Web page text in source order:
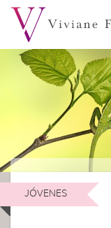
JÓVENES